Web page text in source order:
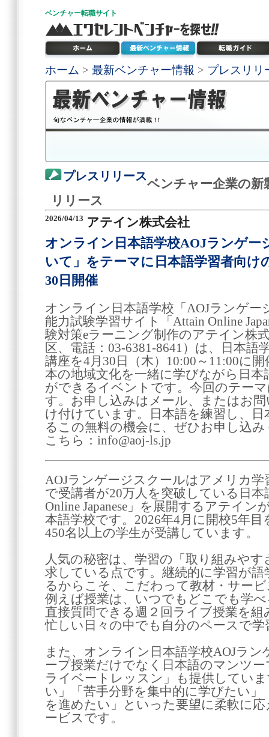
ベンチャー転職サイト
ホーム > 最新ベンチャー情報 > プレスリリ
プレスリリース
ベンチャー企業の新
リリース
2026/04/13 アテイン株式会社
オンライン日本語学校AOJランゲー
いて」をテーマに日本語学習者向け
30日開催
オンライン日本語学校「AOJランゲー
能力試験学習サイト「Attain Online
験対策eラーニング制作のアテイン株
区、電話：03-6381-8641）は、日本語
講座を4月30日（木）10:00～11:00に
本の地域文化を一緒に学びながら日
ができるイベントです。今回のテー
す。お申し込みはメール、またはお
け付けています。日本語を練習し、
るこの無料の機会に、ぜひお申し込
こちら：info@aoj-ls.jp
AOJランゲージスクールはアメリカ
で受講者が20万人を突破している日
Online Japanese」を展開するアテイ
本語学校です。2026年4月に開校5年
450名以上の学生が受講しています。
人気の秘密は、学習の「取り組みや
求している点です。継続的に学習が
るからこそ、こだわって教材・サー
例えば授業は、いつでもどこでも学
直接質問できる週２回ライブ授業を
忙しい日々の中でも自分のペースで
また、オンライン日本語学校AOJラ
ープ授業だけでなく日本語のマンツ
ライベートレッスン」も提供してい
い」「苦手分野を集中的に学びたい」
を進めたい」といった要望に柔軟に
ービスです。